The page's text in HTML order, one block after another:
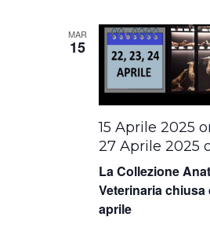
MAR
15
La Collezione
Veterinaria chiusa
aprile
15 Aprile 2025
27 Aprile 2025